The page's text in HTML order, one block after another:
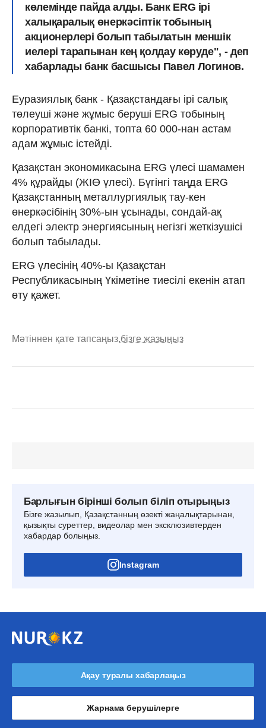
көлемінде пайда алды. Банк ERG ірі
халықаралық өнеркәсіптік тобының
акционерлері болып табылатын меншік
иелері тарапынан кең қолдау көруде", - деп
хабарлады банк басшысы Павел Логинов.
Еуразиялық банк - Қазақстандағы ірі салық
төлеуші және жұмыс беруші ERG тобының
корпоративтік банкі, топта 60 000-нан астам
адам жұмыс істейді.
Қазақстан экономикасына ERG үлесі шамамен
4% құрайды (ЖІӨ үлесі). Бүгінгі таңда ERG
Қазақстанның металлургиялық тау-кен
өнеркәсібінің 30%-ын ұсынады, сондай-ақ
елдегі электр энергиясының негізгі жеткізушісі
болып табылады.
ERG үлесінің 40%-ы Қазақстан
Республикасының Үкіметіне тиесілі екенін атап
өту қажет.
Мәтіннен қате тапсаңыз,бізге жазыңыз
Барлығын бірінші болып біліп отырыңыз
Бізге жазылып, Қазақстанның өзекті жаңалықтарынан,
қызықты суреттер, видеолар мен эксклюзивтерден
хабардар болыңыз.
Instagram
Ақау туралы хабарлаңыз
Жарнама берушілерге